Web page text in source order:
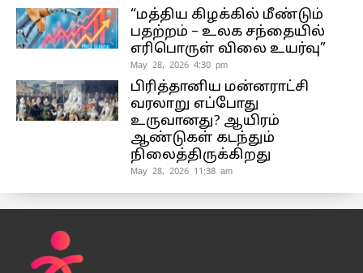
“மத்திய கிழக்கில் மீண்டும்
பதற்றம் – உலக சந்தையில்
எரிபொருள் விலை உயர்வு”
May 28, 2026 4:30 pm
பிரித்தானிய மன்னராட்சி
வரலாறு எப்போது
உருவானது? ஆயிரம்
ஆண்டுகள் கடந்தும்
நிலைத்திருக்கிறது
May 28, 2026 11:38 am